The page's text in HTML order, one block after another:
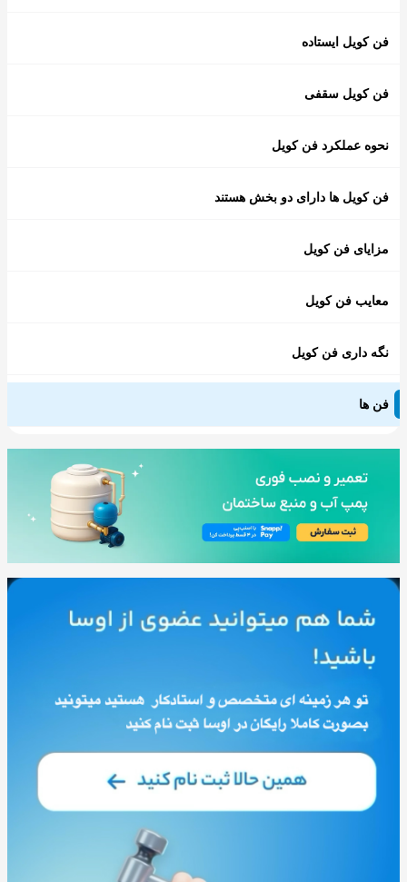
فن کویل ایستاده
فن کویل سقفی
نحوه عملکرد فن کویل
فن کویل ها دارای دو بخش هستند
مزایای فن کویل
معایب فن کویل
نگه داری فن کویل
فن ها